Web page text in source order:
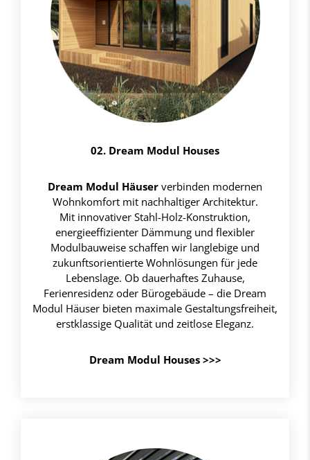
02. Dream Modul Houses
Dream Modul Häuserverbinden modernen
Wohnkomfort mit nachhaltiger Architektur.
Mit innovativer Stahl-Holz-Konstruktion,
energieeffizienter Dämmung und flexibler
Modulbauweise schaffen wir langlebige und
zukunftsorientierte Wohnlösungen für jede
Lebenslage. Ob dauerhaftes Zuhause,
Ferienresidenz oder Bürogebäude – die Dream
Modul Häuser bieten maximale Gestaltungsfreiheit,
erstklassige Qualität und zeitlose Eleganz.
Dream Modul Houses >>>